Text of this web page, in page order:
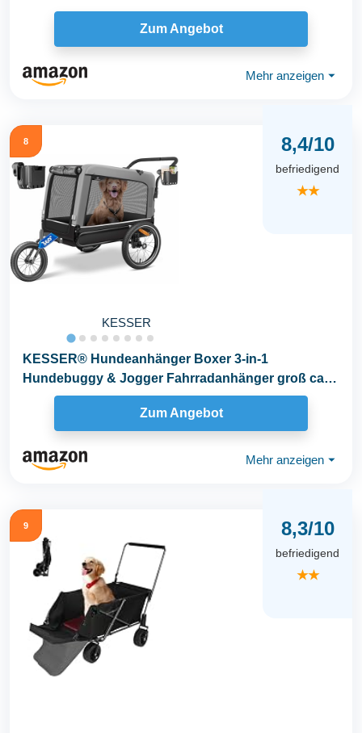
Zum Angebot
Mehr anzeigen ⏷
8
KESSER
8,4/10
befriedigend
★★
KESSER® Hundeanhänger Boxer 3-in-1
Hundebuggy & Jogger Fahrradanhänger groß ca.
240 Liter...
Zum Angebot
Mehr anzeigen ⏷
9 8,3/10
befriedigend
★★